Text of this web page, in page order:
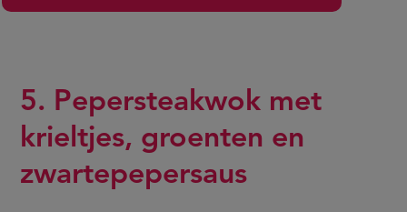
5. Pepersteakwok met
krieltjes, groenten en
zwartepepersaus